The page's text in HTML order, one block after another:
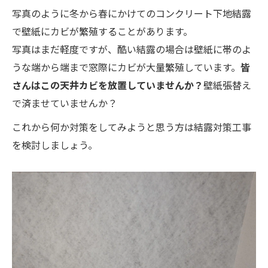
写真のように冬から春にかけてのコンクリート下地結露
で壁紙にカビが繁殖することがあります。
写真はまだ軽度ですが、酷い結露の場合は壁紙に帯のよ
うな端から端まで窓際にカビが大量繁殖しています。 皆
さんはこの天井カビを放置していませんか？壁紙張替え
で済ませていませんか？
これから何か対策をしてみようと思う方は結露対策工事
を検討しましょう。